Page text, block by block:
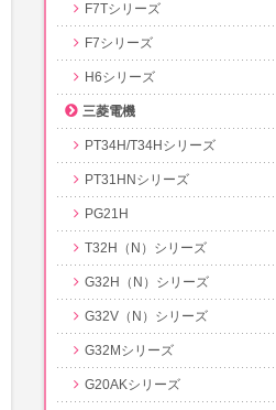
F7Tシリーズ
F7シリーズ
H6シリーズ
三菱電機
PT34H/T34Hシリーズ
PT31HNシリーズ
PG21H
T32H（N）シリーズ
G32H（N）シリーズ
G32V（N）シリーズ
G32Mシリーズ
G20AKシリーズ